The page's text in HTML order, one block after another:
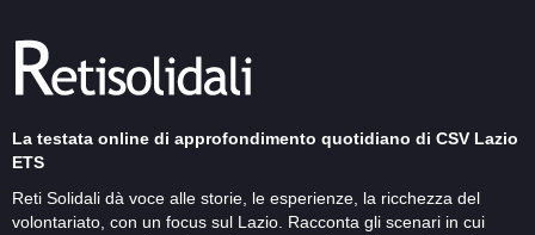
La testata online di approfondimento quotidiano di CSV Lazio
ETS
Reti Solidali dà voce alle storie, le esperienze, la ricchezza del
volontariato, con un focus sul Lazio. Racconta gli scenari in cui